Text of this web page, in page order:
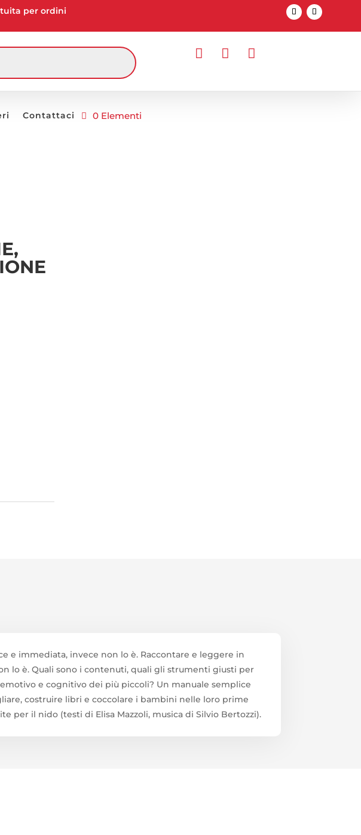
per ordini
  
Contattaci 0 Elementi
e immediata, invece non lo è. Raccontare e leggere in
lo è. Quali sono i contenuti, quali gli strumenti giusti per
e cognitivo dei più piccoli? Un manuale semplice
costruire libri e coccolare i bambini nelle loro prime
per il nido (testi di Elisa Mazzoli, musica di Silvio Bertozzi).